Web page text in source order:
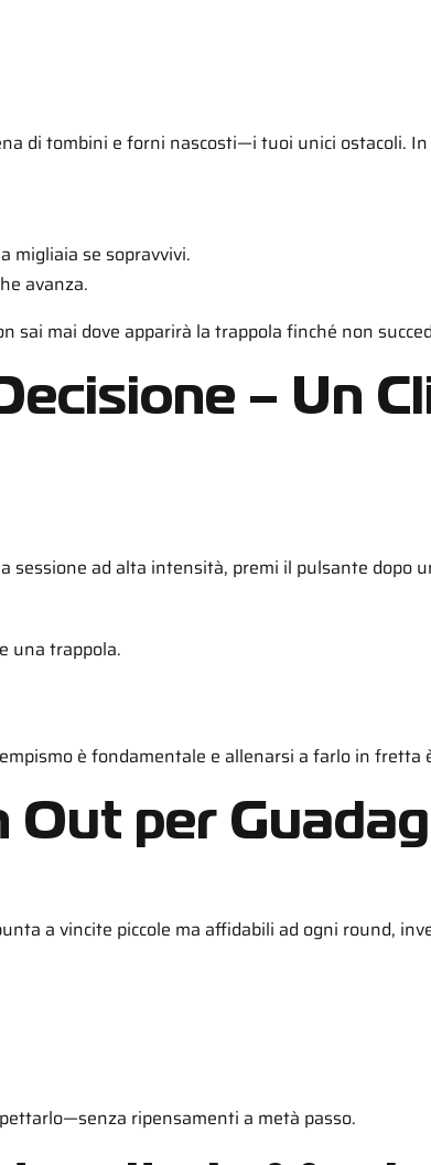
di tombini e forni nascosti—i tuoi unici ostacoli.
migliaia se sopravvivi.
avanza.
sai mai dove apparirà la trappola finché non
– Un
sessione ad alta intensità, premi il pulsante dopo
una trappola.
è fondamentale e allenarsi a farlo in fretta
Out per
a vincite piccole ma affidabili ad ogni round,
ripensamenti a metà passo.